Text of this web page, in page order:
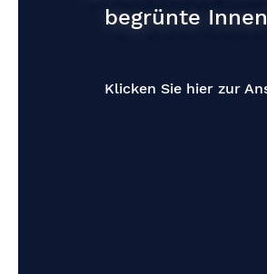
begrünte
Klicken Sie hier zur